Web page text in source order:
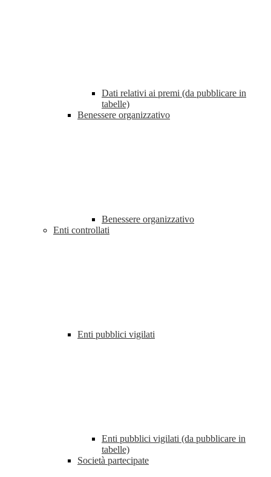
Dati relativi ai premi (da pubblicare in
tabelle)
Benessere organizzativo
Benessere organizzativo
Enti controllati
Enti pubblici vigilati
Enti pubblici vigilati (da pubblicare in
tabelle)
Società partecipate